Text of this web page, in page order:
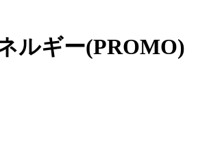
ルギー(PROMO)